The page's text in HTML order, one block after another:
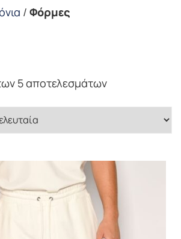
/ Φόρμες
5 αποτελεσμάτων